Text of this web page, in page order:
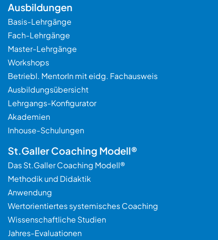
Ausbildungen
Basis-Lehrgänge
Fach-Lehrgänge
Master-Lehrgänge
Workshops
Betriebl. MentorIn mit eidg. Fachausweis
Ausbildungsübersicht
Lehrgangs-Konfigurator
Akademien
Inhouse-Schulungen
St.Galler Coaching Modell®
Das St.Galler Coaching Modell®
Methodik und Didaktik
Anwendung
Wertorientiertes systemisches Coaching
Wissenschaftliche Studien
Jahres-Evaluationen